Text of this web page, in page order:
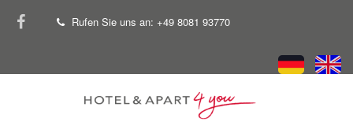
content
facebook
telRufen Sie uns an: +49 8081 93770